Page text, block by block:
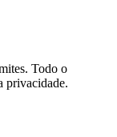
Todo o
privacidade.